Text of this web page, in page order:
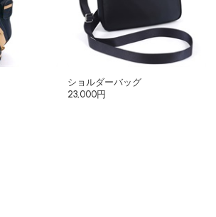
ショルダーバッグ
23,000円